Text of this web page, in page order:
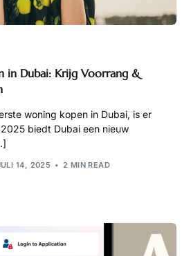
in Dubai: Krijg Voorrang &
woning kopen in Dubai, is er
biedt Dubai een nieuw
14, 2025 2 MIN READ